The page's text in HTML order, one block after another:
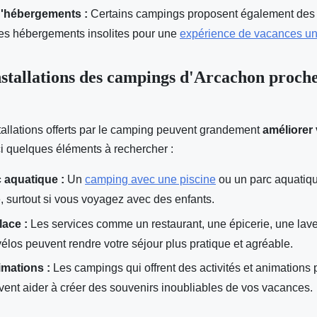
: Certains campings proposent également
hébergements insolites pour une expérience de vacances
des campings d'Arcachon
offerts par le camping peuvent grandementaméliorer
quelques éléments à rechercher :
aquatique : Un camping avec une piscine ou un parc
surtout si vous voyagez avec des enfants.
: Les services comme un restaurant, une épicerie, une
peuvent rendre votre séjour plus pratique et agréable.
: Les campings qui offrent des activités et animations
aider à créer des souvenirs inoubliables de vos vacances.